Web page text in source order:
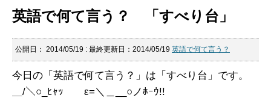
英語で何て言う？ 「すべり台」
公開日： 2014/05/19 : 最終更新日：2014/05/19 英語で何て言う？
今日の「英語で何て言う？」は「すべり台」です。
＿/＼○_ﾋｬｯ ε=＼＿__○ノﾎｰｳ!!